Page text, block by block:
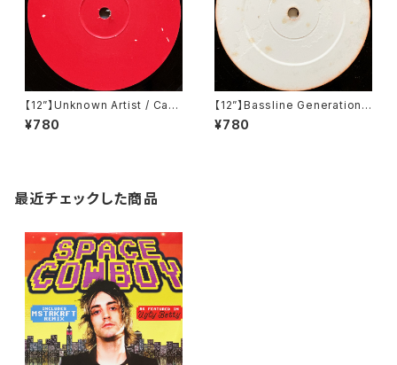
【12”】Unknown Artist / Can
You Break It (LTD 004)
¥780
【12”】Bassline Generation /
Cool Scool / Horns Of Jeri
cho (Kickin' Underground
¥780
最近チェックした商品